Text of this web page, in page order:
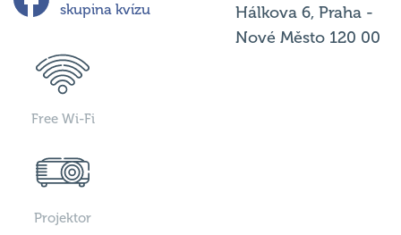
skupina kvízu
Free Wi-Fi
Projektor
Hálkova 6, Praha -
Nové Město 120 00